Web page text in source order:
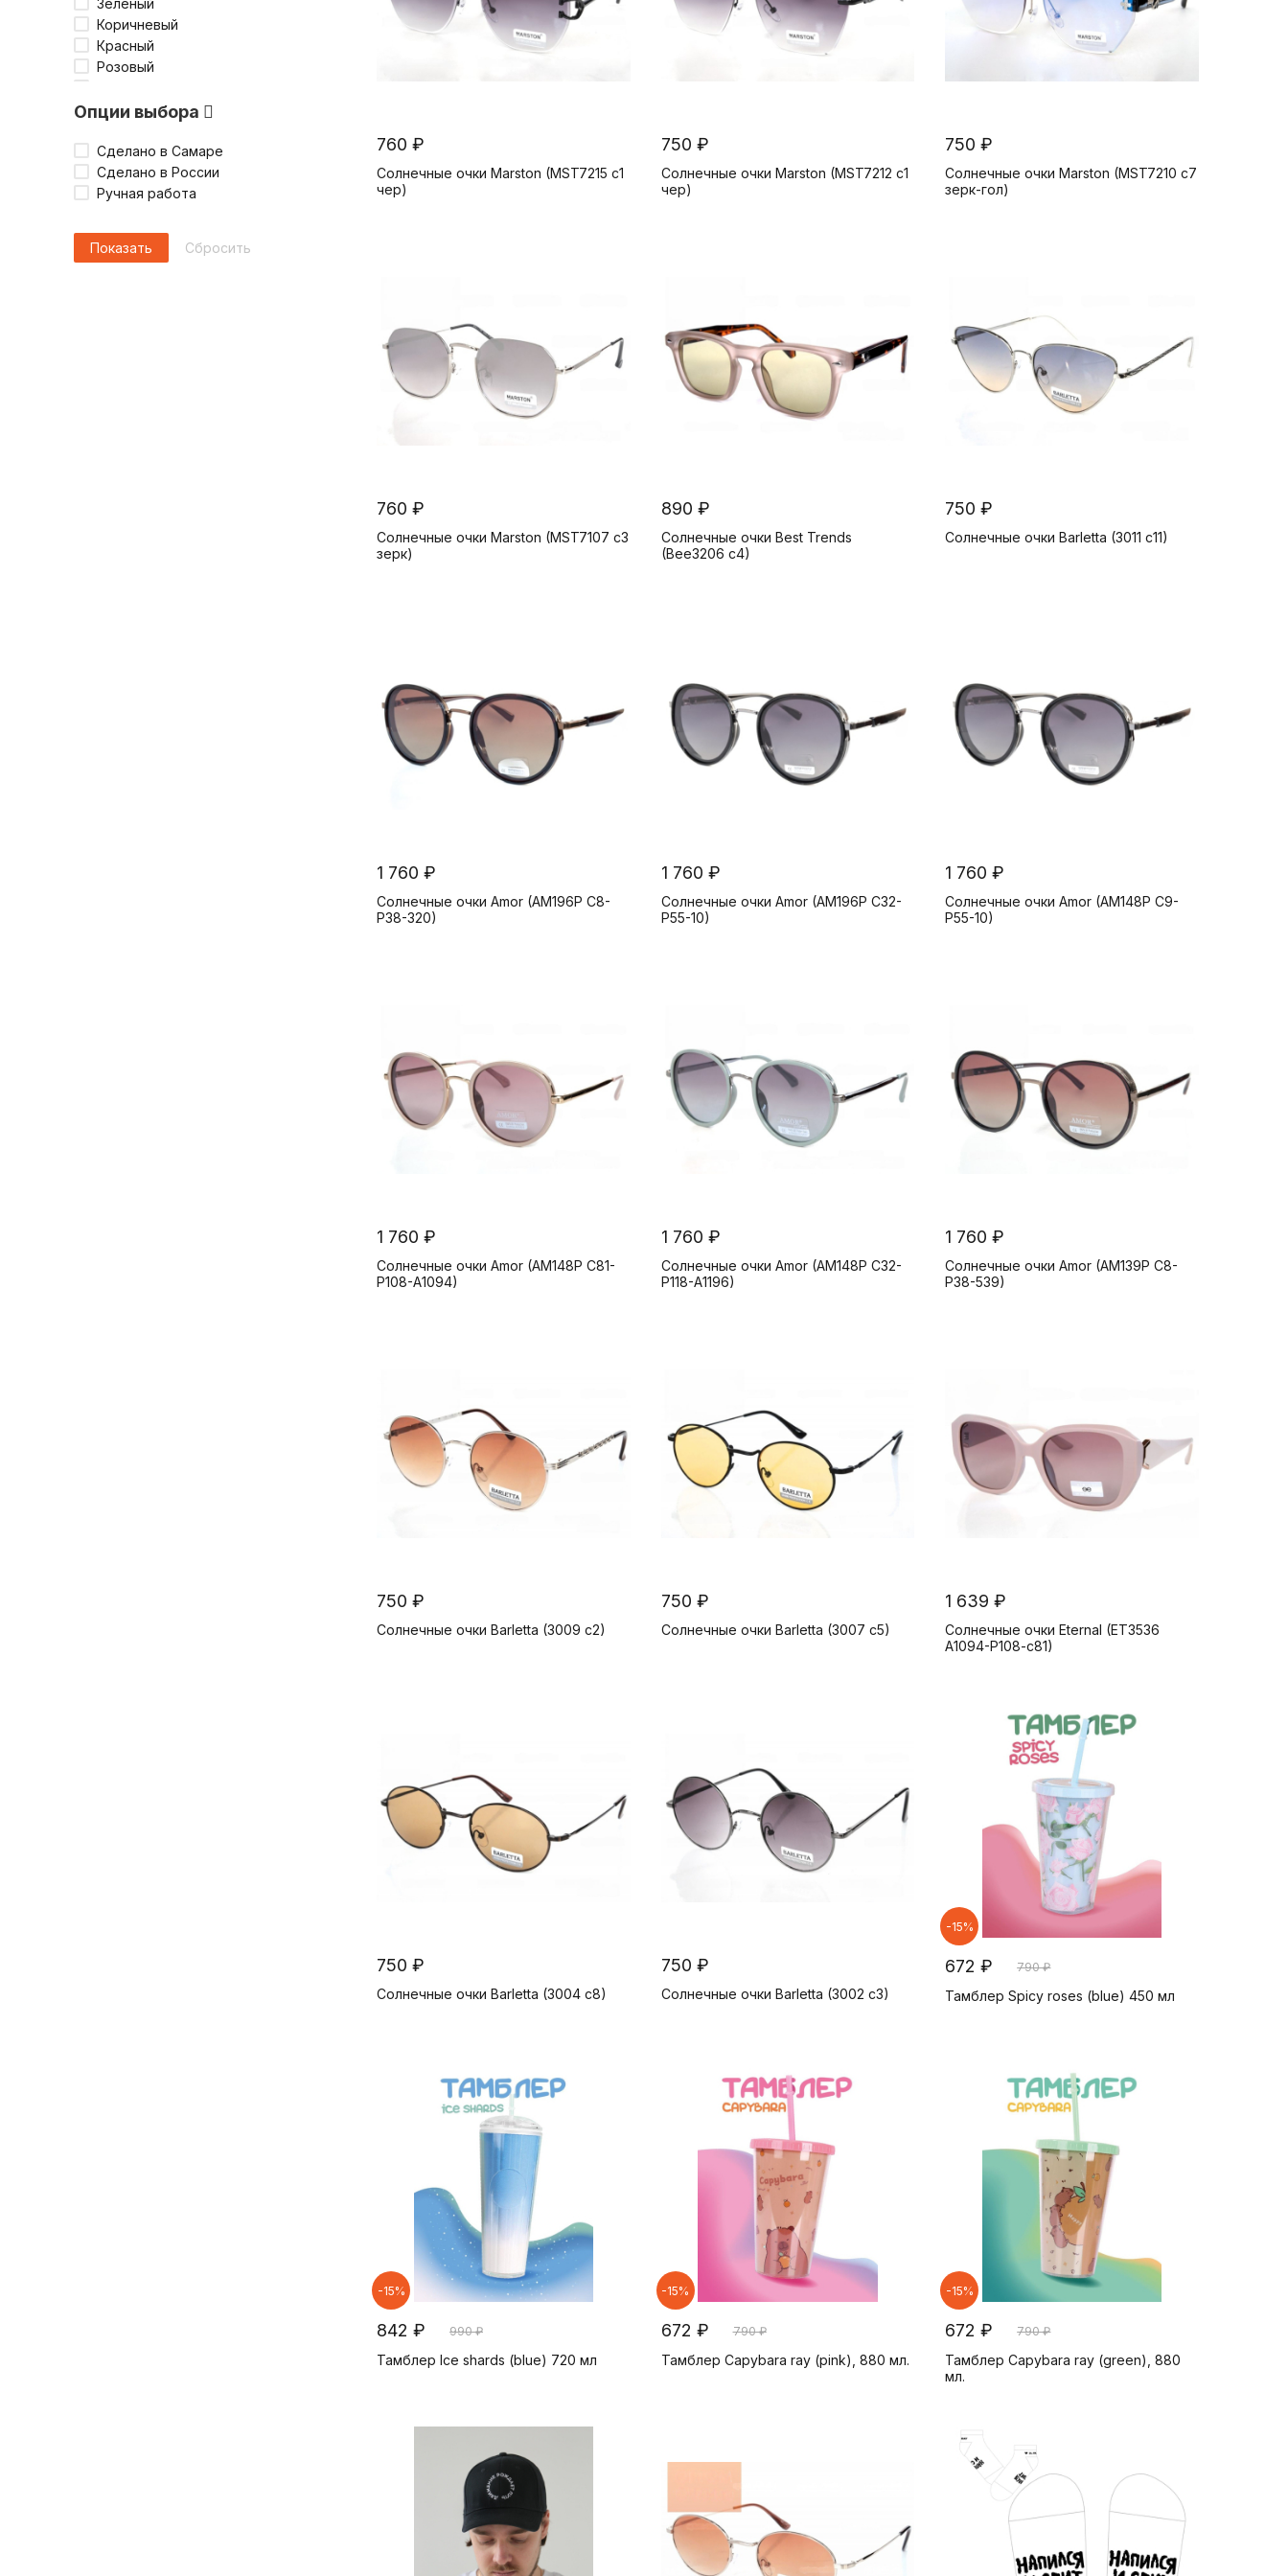
StickerShop
Truespin
Walmer
Родина
Зеленый
Коричневый
Красный
Розовый
Синий
Черный
Опции выбора
Сделано в Самаре
Сделано в России
Ручная работа
760 ₽
Солнечные очки Marston (MST7215 c1
чер)
750 ₽
Солнечные очки Marston (MST7212 c1
чер)
750 ₽
Солнечные очки Marston (MST7210 c7
зерк-гол)
760 ₽
Солнечные очки Marston (MST7107 c3
зерк)
890 ₽
Солнечные очки Best Trends
(Bee3206 c4)
750 ₽
Солнечные очки Barletta (3011 c11)
1 760 ₽
Солнечные очки Amor (AM196P C8-
P38-320)
1 760 ₽
Солнечные очки Amor (AM196P C32-
P55-10)
1 760 ₽
Солнечные очки Amor (AM148P C9-
P55-10)
1 760 ₽
Солнечные очки Amor (AM148P C81-
P108-A1094)
1 760 ₽
Солнечные очки Amor (AM148P C32-
P118-A1196)
1 760 ₽
Солнечные очки Amor (AM139P C8-
P38-539)
750 ₽
Солнечные очки Barletta (3009 c2)
750 ₽
Солнечные очки Barletta (3007 c5)
1 639 ₽
Солнечные очки Eternal (ET3536
A1094-P108-c81)
750 ₽
Солнечные очки Barletta (3004 c8)
750 ₽
Солнечные очки Barletta (3002 c3)
-15%
672 ₽ 790 ₽
Тамблер Spicy roses (blue) 450 мл
-15%
842 ₽ 990 ₽
Тамблер Ice shards (blue) 720 мл
-15%
672 ₽ 790 ₽
Тамблер Capybara ray (pink), 880 мл.
-15%
672 ₽ 790 ₽
Тамблер Capybara ray (green), 880
мл.